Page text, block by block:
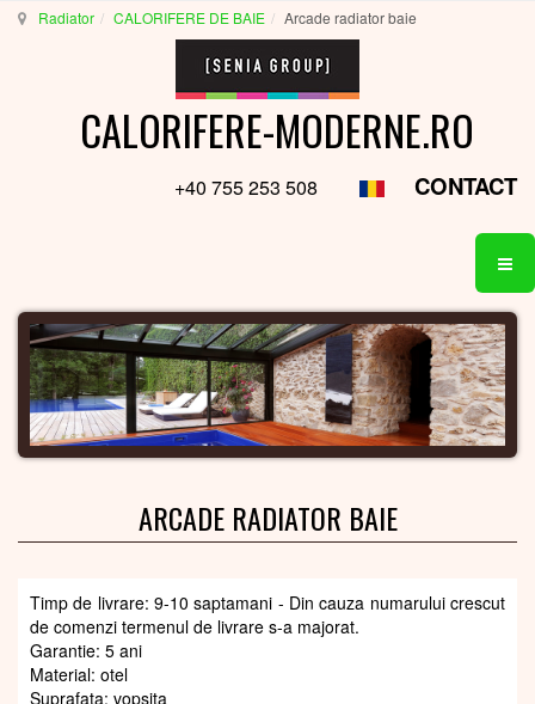
Radiator CALORIFERE DE BAIE Arcade radiator baie
CALORIFERE-MODERNE.RO
+40 755 253 508 CONTACT
ARCADE RADIATOR BAIE
Timp de livrare: 9-10 saptamani - Din cauza numarului crescut
de comenzi termenul de livrare s-a majorat.
Garantie: 5 ani
Material: otel
Suprafata: vopsita